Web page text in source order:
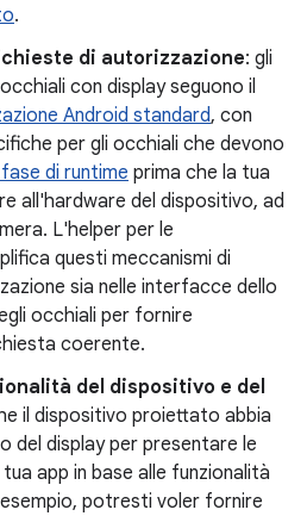
.
di autorizzazione: gli
con display seguono il
Android standard, con
per gli occhiali che devono
di runtime prima che la tua
all'hardware del dispositivo, ad
L'helper per le
questi meccanismi di
sia nelle interfacce dello
occhiali per fornire
coerente.
del dispositivo e del
il dispositivo proiettato abbia
del display per presentare le
app in base alle funzionalità
potresti voler fornire